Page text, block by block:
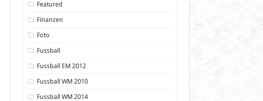
Featured
Finanzen
Foto
Fussball
Fussball EM 2012
Fussball WM 2010
Fussball WM 2014